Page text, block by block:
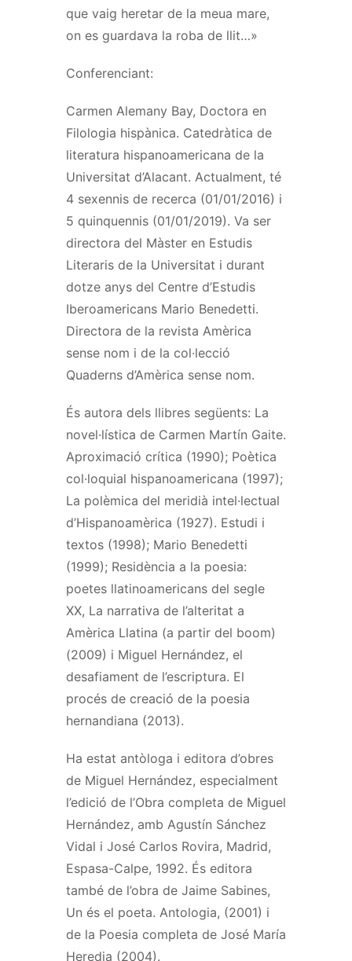
que vaig heretar de la meua mare,
on es guardava la roba de llit…»
Conferenciant:
Carmen Alemany Bay, Doctora en
Filologia hispànica. Catedràtica de
literatura hispanoamericana de la
Universitat d’Alacant. Actualment, té
4 sexennis de recerca (01/01/2016) i
5 quinquennis (01/01/2019). Va ser
directora del Màster en Estudis
Literaris de la Universitat i durant
dotze anys del Centre d’Estudis
Iberoamericans Mario Benedetti.
Directora de la revista Amèrica
sense nom i de la col·lecció
Quaderns d’Amèrica sense nom.
És autora dels llibres següents: La
novel·lística de Carmen Martín Gaite.
Aproximació crítica (1990); Poètica
col·loquial hispanoamericana (1997);
La polèmica del meridià intel·lectual
d’Hispanoamèrica (1927). Estudi i
textos (1998); Mario Benedetti
(1999); Residència a la poesia:
poetes llatinoamericans del segle
XX, La narrativa de l’alteritat a
Amèrica Llatina (a partir del boom)
(2009) i Miguel Hernández, el
desafiament de l’escriptura. El
procés de creació de la poesia
hernandiana (2013).
Ha estat antòloga i editora d’obres
de Miguel Hernández, especialment
l’edició de l’Obra completa de Miguel
Hernández, amb Agustín Sánchez
Vidal i José Carlos Rovira, Madrid,
Espasa-Calpe, 1992. És editora
també de l’obra de Jaime Sabines,
Un és el poeta. Antologia, (2001) i
de la Poesia completa de José María
Heredia (2004).